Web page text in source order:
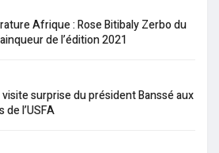
Afrique : Rose Bitibaly Zerbo du
de l’édition 2021
visite surprise du président Banssé aux
l’USFA